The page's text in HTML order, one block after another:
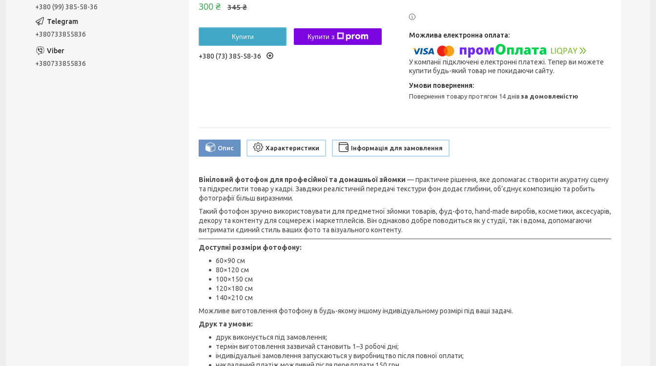
345 ₴
300 ₴
Купити Купити з
+380 (73) 385-58-36
У компанії підключені електронні платежі. Тепер ви можете
купити будь-який товар не покидаючи сайту.
повернення товару протягом 14 днівза домовленістю
Опис Характеристики Інформація для замовлення
Вініловий фотофон для професійної та домашньої зйомки — практичне рішення, яке допомагає створити акуратну сцену
та підкреслити товар у кадрі. Завдяки реалістичній передачі текстури фон додає глибини, об’єднує композицію та робить
фотографії більш виразними.
Такий фотофон зручно використовувати для предметної зйомки товарів, фуд-фото, hand-made виробів, косметики, аксесуарів,
декору та контенту для соцмереж і маркетплейсів. Він однаково добре поводиться як у студії, так і вдома, допомагаючи
витримати єдиний стиль ваших фото та візуального контенту.
Доступні розміри фотофону:
60×90 см
80×120 см
100×150 см
120×180 см
140×210 см
Можливе виготовлення фотофону в будь-якому іншому індивідуальному розмірі під ваші задачі.
Друк та умови:
друк виконується під замовлення;
термін виготовлення зазвичай становить 1–3 робочі дні;
індивідуальні замовлення запускаються у виробництво після повної оплати;
+380 (99) 385-58-36
+380733855836
+380733855836